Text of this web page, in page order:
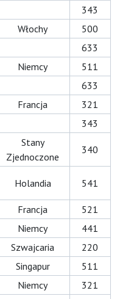
343
Włochy
500
633
Niemcy
511
633
Francja
321
343
Stany
Zjednoczone
340
Holandia 541
Francja
521
Niemcy
441
Szwajcaria
220
Singapur
511
Niemcy
321